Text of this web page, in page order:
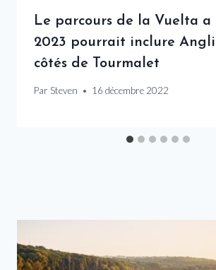
Le parcours de la Vuelta a
2023 pourrait inclure
côtés de Tourmalet
Par Steven 16 décembre 2022